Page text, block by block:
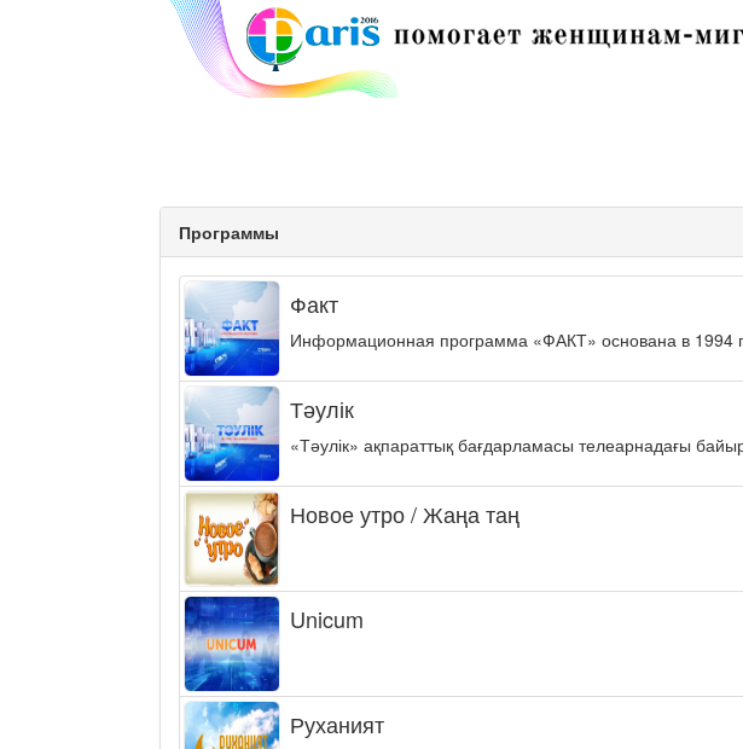
Программы
Факт
Информационная программа «ФАКТ» основана в 1994
Тәулік
«Тәулік» ақпараттық бағдарламасы телеарнадағы
Новое утро / Жаңа таң
Unicum
Руханият